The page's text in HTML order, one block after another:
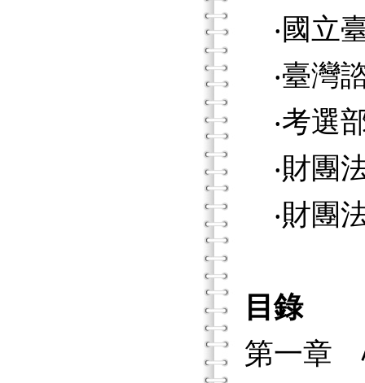
‧國立
‧臺灣
‧考選
‧財團
‧財團
目錄
第一章